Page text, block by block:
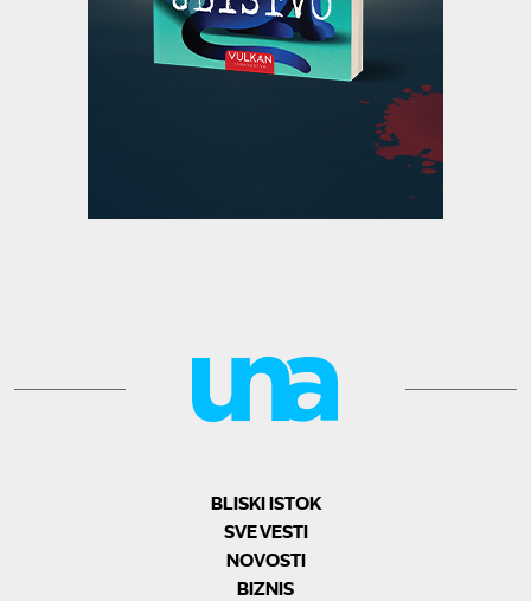
BLISKI ISTOK
SVE VESTI
NOVOSTI
BIZNIS